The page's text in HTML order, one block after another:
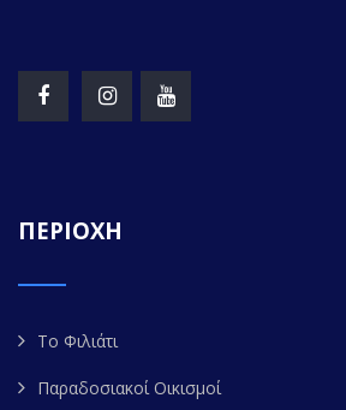
ΠΕΡΙΟΧΗ
Το Φιλιάτι
Παραδοσιακοί Οικισμοί